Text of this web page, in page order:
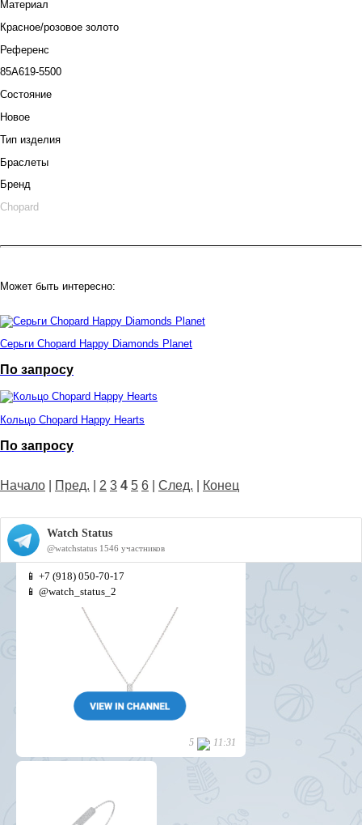
Материал
Красное/розовое золото
Референс
85A619-5500
Состояние
Новое
Тип изделия
Браслеты
Бренд
Chopard
Может быть интересно:
Серьги Chopard Happy Diamonds Planet
По запросу
Кольцо Chopard Happy Hearts
По запросу
Начало Пред. 2 3 4 5 6 След. Конец